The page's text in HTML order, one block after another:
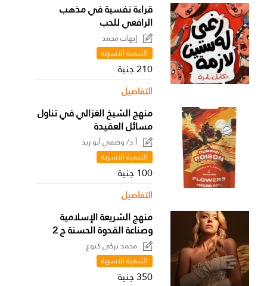
قراءة نفسية في مذهب
الرافعي للحب
إيهاب محمد
التنمية الاسرية
210 جنية
التفاصيل
منهج الشيخ الغزالي في تناول
مسائل العقيدة
أ.د/ وصفي أبو زيد
التنمية الاسرية
100 جنية
التفاصيل
منهج الشريعة الإسلامية
وصناعة القدوة الحسنة ج 2
محمد تركي كتوع
التنمية الاسرية
350 جنية